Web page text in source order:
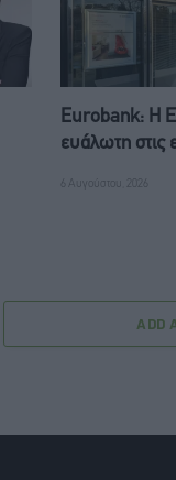
Eurobank: Η
ευάλωτη στις
6 Αυγούστου, 2026
ADD